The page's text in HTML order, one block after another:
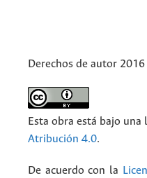
Derechos de autor
Esta obra está bajo
Atribución 4.0.
De acuerdo con la